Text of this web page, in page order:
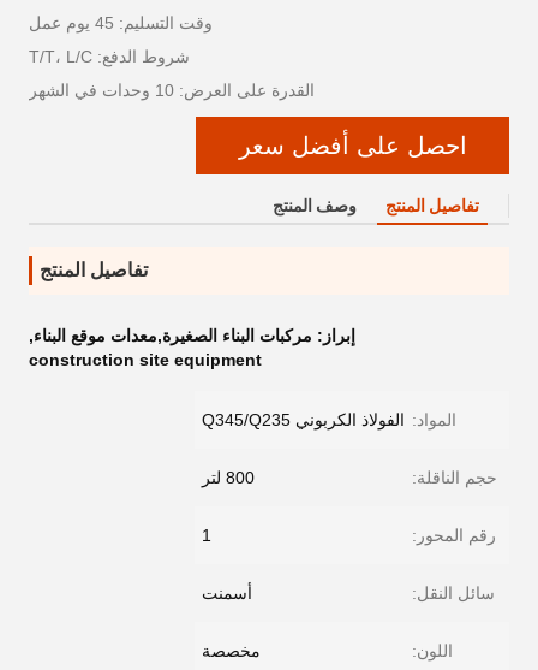
وقت التسليم: 45 يوم عمل
شروط الدفع: T/T، L/C
القدرة على العرض: 10 وحدات في الشهر
احصل على أفضل سعر
تفاصيل المنتج وصف المنتج
تفاصيل المنتج
إبراز: مركبات البناء الصغيرة,معدات موقع البناء,
construction site equipment
المواد: الفولاذ الكربوني Q345/Q235
حجم الناقلة: 800 لتر
رقم المحور: 1
سائل النقل: أسمنت
اللون: مخصصة